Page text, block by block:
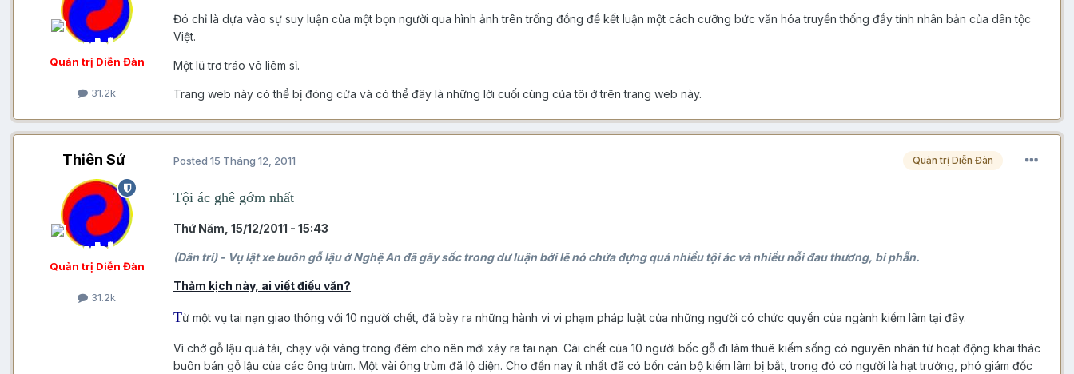
Quản trị Diễn Đàn
31.2k
Đó chỉ là dựa vào sự suy luận của một bọn người qua hình ảnh trên trống đồng để kết luận một cách cưỡng bức văn hóa truyền thống đầy tính nhân bản của dân tộc
Việt.
Một lũ trơ tráo vô liêm sỉ.
Trang web này có thể bị đóng cửa và có thể đây là những lời cuối cùng của tôi ở trên trang web này.
Thiên Sứ
Quản trị Diễn Đàn
31.2k
Quản trị Diễn Đàn
Posted 15 Tháng 12, 2011
Tội ác ghê gớm nhất
Thứ Năm, 15/12/2011 - 15:43
(Dân trí) - Vụ lật xe buôn gỗ lậu ở Nghệ An đã gây sốc trong dư luận bởi lẽ nó chứa đựng quá nhiều tội ác và nhiều nỗi đau thương, bi phẫn.
Thảm kịch này, ai viết điếu văn?
Từ một vụ tai nạn giao thông với 10 người chết, đã bày ra những hành vi vi phạm pháp luật của những người có chức quyền của ngành kiểm lâm tại đây.
Vì chở gỗ lậu quá tải, chạy vội vàng trong đêm cho nên mới xảy ra tai nạn. Cái chết của 10 người bốc gỗ đi làm thuê kiếm sống có nguyên nhân từ hoạt động khai thác
buôn bán gỗ lậu của các ông trùm. Một vài ông trùm đã lộ diện. Cho đến nay ít nhất đã có bốn cán bộ kiểm lâm bị bắt, trong đó có người là hạt trưởng, phó giám đốc